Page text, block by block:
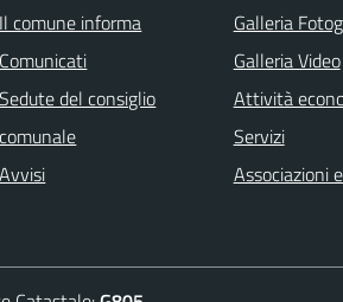
Il comune informa
Comunicati
Sedute del consiglio
comunale
Avvisi
Galleria
Galleria Video
Attività
Servizi
Associazioni